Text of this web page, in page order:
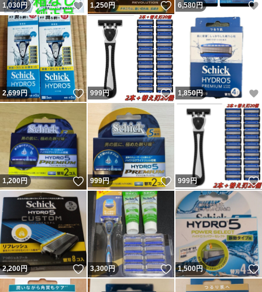
1,030円 いいね！
1,250円 いいね！
6,580円
2,699円 いいね！
999円 いいね！
1,850円
1,200円 いいね！
999円 いいね！
999円
2,200円 いいね！
3,300円 いいね！
1,500円